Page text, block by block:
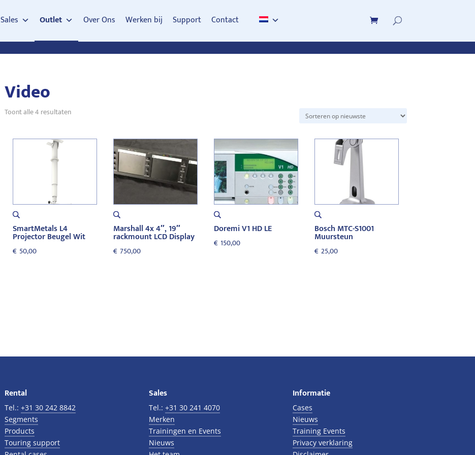
Sales Outlet Over Ons Werken bij Support Contact
Video
Toont alle 4 resultatenGesorteerd
SmartMetals L4
Projector Beugel Wit
€ 50,00
Bosch MTC-S1001
Muursteun
€ 25,00
Marshall 4x 4″, 19″
rackmount LCD Display
€ 750,00
Doremi V1 HD LE
€ 150,00
Rental
Tel.: +31 30 242 8842
Segments
Products
Touring support
Sales
Tel.: +31 30 241 4070
Merken
Trainingen en Events
Nieuws
Informatie
Cases
Nieuws
Training Events
Privacy verklaring